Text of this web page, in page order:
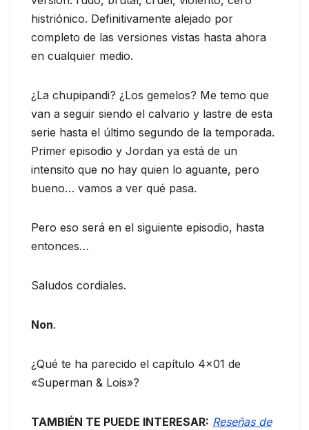
histriónico. Definitivamente alejado por
completo de las versiones vistas hasta ahora
en cualquier medio.
¿La chupipandi? ¿Los gemelos? Me temo que
van a seguir siendo el calvario y lastre de esta
serie hasta el último segundo de la temporada.
Primer episodio y Jordan ya está de un
intensito que no hay quien lo aguante, pero
bueno… vamos a ver qué pasa.
Pero eso será en el siguiente episodio, hasta
entonces…
Saludos cordiales.
Non.
¿Qué te ha parecido el capítulo 4×01 de
«Superman & Lois»?
TAMBIÉN TE PUEDE INTERESAR: Reseñas de